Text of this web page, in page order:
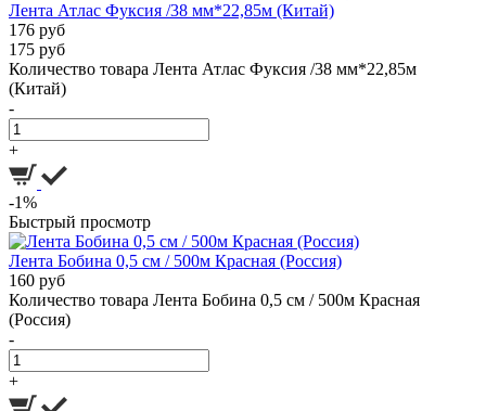
Лента Атлас Фуксия /38 мм*22,85м (Китай)
176 руб
175 руб
Количество товара Лента Атлас Фуксия /38 мм*22,85м
(Китай)
-
+
-1%
Быстрый просмотр
Лента Бобина 0,5 см / 500м Красная (Россия)
160 руб
Количество товара Лента Бобина 0,5 см / 500м Красная
(Россия)
-
+